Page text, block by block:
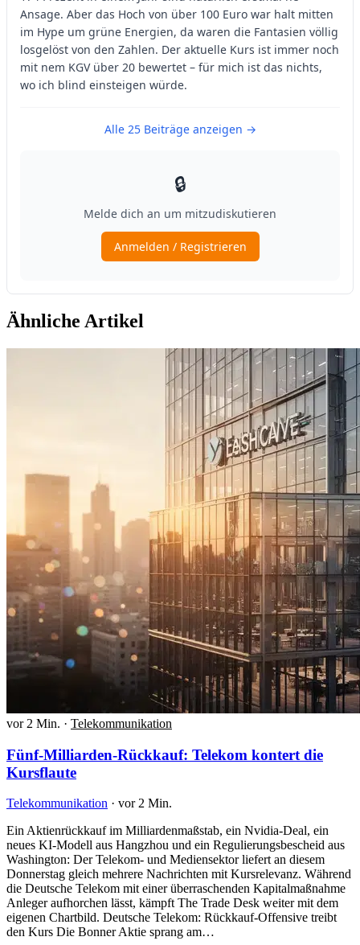
Ähnliche Artikel
vor 2 Min. · Telekommunikation
Fünf-Milliarden-Rückkauf: Telekom kontert die
Kursflaute
Telekommunikation · vor 2 Min.
Ein Aktienrückkauf im Milliardenmaßstab, ein Nvidia-Deal, ein
neues KI-Modell aus Hangzhou und ein Regulierungsbescheid aus
Washington: Der Telekom- und Mediensektor liefert an diesem
Donnerstag gleich mehrere Nachrichten mit Kursrelevanz. Während
die Deutsche Telekom mit einer überraschenden Kapitalmaßnahme
Anleger aufhorchen lässt, kämpft The Trade Desk weiter mit dem
eigenen Chartbild. Deutsche Telekom: Rückkauf-Offensive treibt
den Kurs Die Bonner Aktie sprang am…